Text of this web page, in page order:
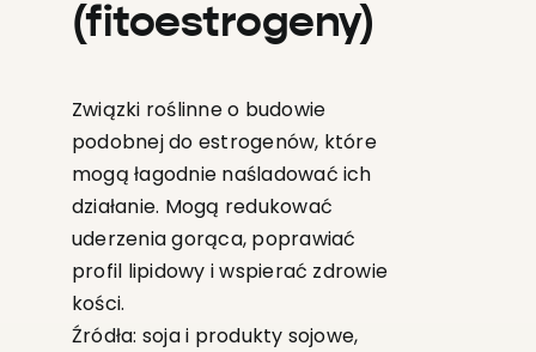
(fitoestrogeny)
Związki roślinne o budowie
podobnej do estrogenów, które
mogą łagodnie naśladować ich
działanie. Mogą redukować
uderzenia gorąca, poprawiać
profil lipidowy i wspierać zdrowie
kości.
Źródła: soja i produkty sojowe,